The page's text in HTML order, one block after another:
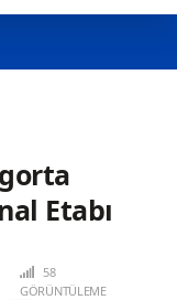
Etabı
58
GÖRÜNTÜLEME